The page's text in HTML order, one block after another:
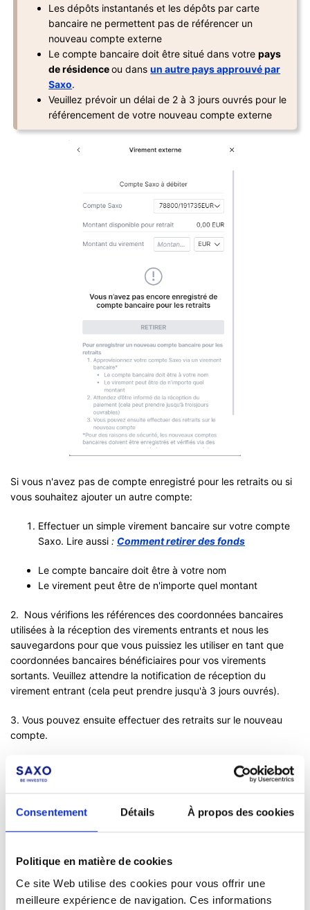
Consentement Détails À propos des cookies
Politique en matière de cookies
Ce site Web utilise des cookies pour vous offrir une
meilleure expérience de navigation. Ces informations
Les dépôts instantanés et les dépôts par carte
bancaire ne permettent pas de référencer un
nouveau compte externe
Le compte bancaire doit être situé dans votrepays
de résidenceou dansun autre pays approuvé par
Saxo.
Veuillez prévoir un délai de 2 à 3 jours ouvrés pour le
référencement de votre nouveau compte externe
Si vous n'avez pas de compte enregistré pour les retraits ou si
vous souhaitez ajouter un autre compte:
Effectuer un simple virement bancaire sur votre compte
Saxo. Lire aussi : Comment retirer des fonds
Le compte bancaire doit être à votre nom
Le virement peut être de n'importe quel montant
2. Nous vérifions les références des coordonnées bancaires
utilisées à la réception des virements entrants et nous les
sauvegardons pour que vous puissiez les utiliser en tant que
coordonnées bancaires bénéficiaires pour vos virements
sortants. Veuillez attendre la notification de réception du
virement entrant (cela peut prendre jusqu'à 3 jours ouvrés).
3. Vous pouvez ensuite effectuer des retraits sur le nouveau
compte.
Des problèmes pour ajouter un compte
de retrait ?
SaxoTrader:Cliquez sur
Dépôts et retraits d'espèces
SaxoInvestor:
SaxoTrader desktop: cliquez sur l'icône d'assistance '
Contactez-nous > Dépôts et retraits d'espèces >